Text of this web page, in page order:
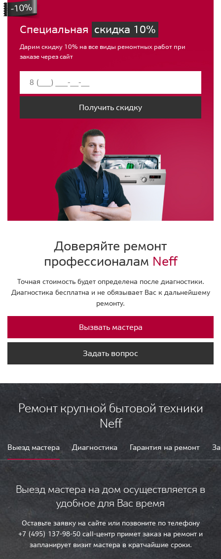
Специальная скидка 10%
Дарим скидку 10% на все виды ремонтных работ при
заказе через сайт
Получить скидку
Доверяйте ремонт
профессионалам Neff
Точная стоимость будет определена после диагностики.
Диагностика бесплатна и не обязывает Вас к дальнейшему
ремонту.
Вызвать мастера
Задать вопрос
Ремонт крупной бытовой техники
Neff
Выезд мастера Диагностика Гарантия на ремонт
Выезд мастера на дом осуществляется в
удобное для Вас время
Оставьте заявку на сайте или позвоните по телефону
+7 (495) 137-98-50 call-центр примет заказ на ремонт и
запланирует визит мастера в кратчайшие сроки.